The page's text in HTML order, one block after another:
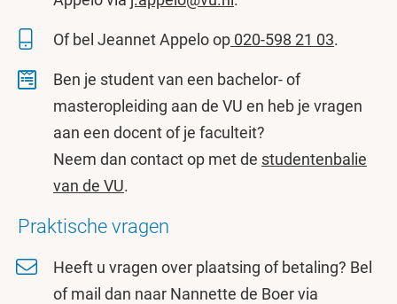
Of bel Jeannet Appelo op 020-598 21 03.
Ben je student van een bachelor- of
masteropleiding aan de VU en heb je vragen
aan een docent of je faculteit?
Neem dan contact op met de studentenbalie
van de VU.
Praktische vragen
Heeft u vragen over plaatsing of betaling? Bel
of mail dan naar Nannette de Boer via